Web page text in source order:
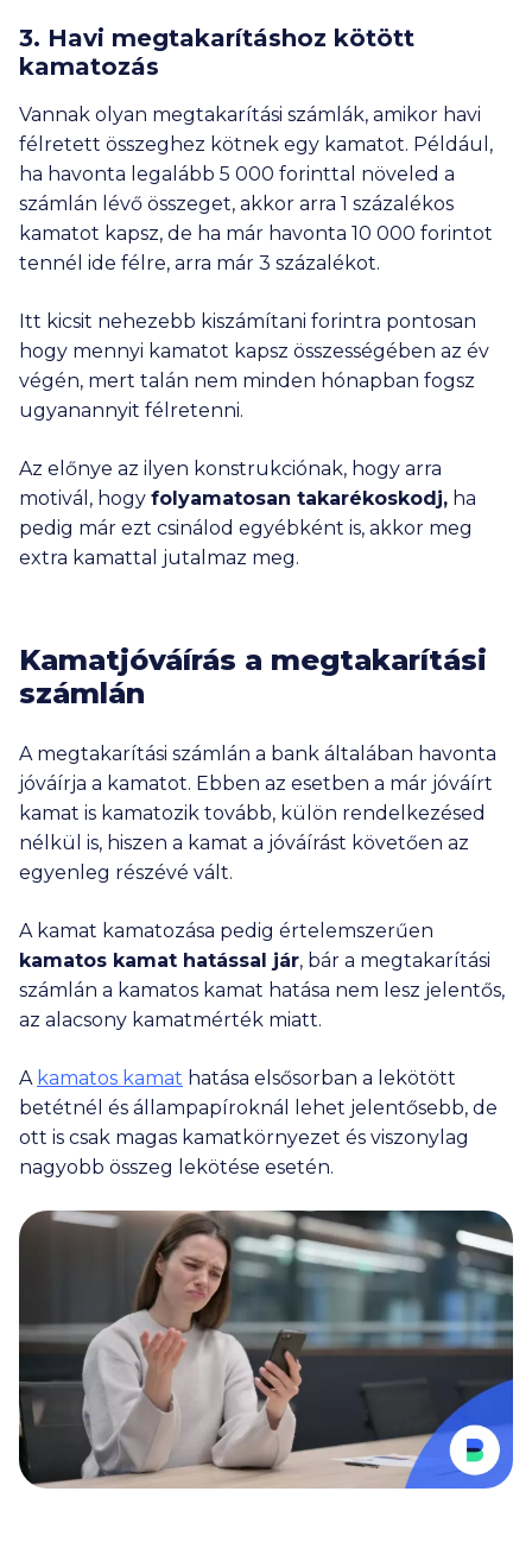
3. Havi megtakarításhoz kötött
kamatozás
Vannak olyan megtakarítási számlák, amikor havi
félretett összeghez kötnek egy kamatot. Például,
ha havonta legalább 5 000 forinttal növeled a
számlán lévő összeget, akkor arra 1 százalékos
kamatot kapsz, de ha már havonta 10 000 forintot
tennél ide félre, arra már 3 százalékot.
Itt kicsit nehezebb kiszámítani forintra pontosan
hogy mennyi kamatot kapsz összességében az év
végén, mert talán nem minden hónapban fogsz
ugyanannyit félretenni.
Az előnye az ilyen konstrukciónak, hogy arra
motivál, hogy folyamatosan takarékoskodj, ha
pedig már ezt csinálod egyébként is, akkor meg
extra kamattal jutalmaz meg.
Kamatjóváírás a megtakarítási
számlán
A megtakarítási számlán a bank általában havonta
jóváírja a kamatot. Ebben az esetben a már jóváírt
kamat is kamatozik tovább, külön rendelkezésed
nélkül is, hiszen a kamat a jóváírást követően az
egyenleg részévé vált.
A kamat kamatozása pedig értelemszerűen
kamatos kamat hatással jár, bár a megtakarítási
számlán a kamatos kamat hatása nem lesz jelentős,
az alacsony kamatmérték miatt.
A kamatos kamat hatása elsősorban a lekötött
betétnél és állampapíroknál lehet jelentősebb, de
ott is csak magas kamatkörnyezet és viszonylag
nagyobb összeg lekötése esetén.